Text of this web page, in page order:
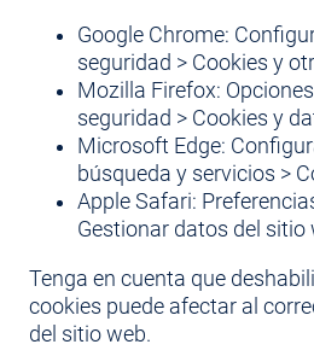
Google Chrome:
seguridad > Cookies y
Mozilla Firefox:
seguridad > Cookies y
Microsoft Edge:
búsqueda y servicios >
Apple Safari:
Gestionar datos del sitio
Tenga en cuenta que
cookies puede afectar al
del sitio web.